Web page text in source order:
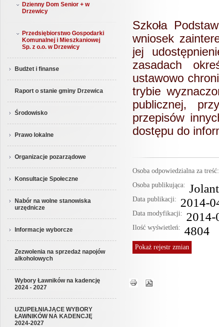
Dzienny Dom Senior + w
Drzewicy
Przedsiębiorstwo Gospodarki
Komunalnej i Mieszkaniowej
Sp. z o.o. w Drzewicy
Budżet i finanse
Raport o stanie gminy Drzewica
Środowisko
Prawo lokalne
Organizacje pozarządowe
Konsultacje Społeczne
Nabór na wolne stanowiska
urzędnicze
Informacje wyborcze
Zezwolenia na sprzedaż napojów
alkoholowych
Wybory Ławników na kadencję
2024 - 2027
UZUPEŁNIAJĄCE WYBORY
ŁAWNIKÓW NA KADENCJĘ
2024-2027
Szkoła
wniosek
jej
zasadach
ustawowo
trybie
publicznej,
przepisów
dostępu do
Osoba odpowiedzialna za
Osoba publikująca:
Data publikacji: 2014-
Data modyfikacji: 2014-
Ilość wyświetleń: 4804
Pokażrejestr zmian